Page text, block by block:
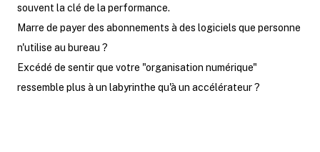
souvent la clé de la performance.
Marre de payer des abonnements à des logiciels que personne
n'utilise au bureau ?
Excédé de sentir que votre "organisation numérique"
ressemble plus à un labyrinthe qu'à un accélérateur ?